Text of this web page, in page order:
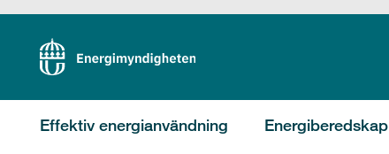
Effektiv energianvändning Energiberedskap